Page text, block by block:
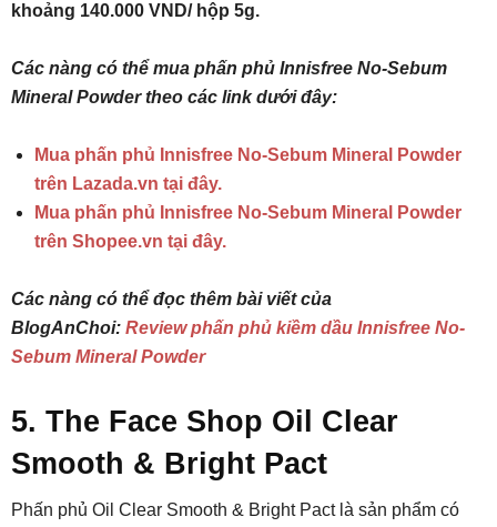
khoảng 140.000 VND/ hộp 5g.
Các nàng có thể mua phấn phủ Innisfree No-Sebum
Mineral Powder theo các link dưới đây:
Mua phấn phủ Innisfree No-Sebum Mineral Powder
trên Lazada.vn tại đây.
Mua phấn phủ Innisfree No-Sebum Mineral Powder
trên Shopee.vn tại đây.
Các nàng có thể đọc thêm bài viết của
BlogAnChoi: Review phấn phủ kiềm dầu Innisfree No-
Sebum Mineral Powder
5. The Face Shop Oil Clear
Smooth & Bright Pact
Phấn phủ Oil Clear Smooth & Bright Pact là sản phẩm có